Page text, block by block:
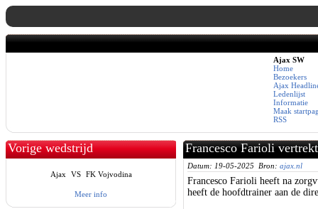
Ajax SW
Home
Bezoekers
Ajax
Ledenlijst
Informatie
Maak
RSS
Vorige wedstrijd
Ajax VS FK Vojvodina
Meer info
Francesco Farioli
Datum: 19-05-2025 Bron: ajax.nl
Francesco Farioli heeft na
heeft de hoofdtrainer aan de